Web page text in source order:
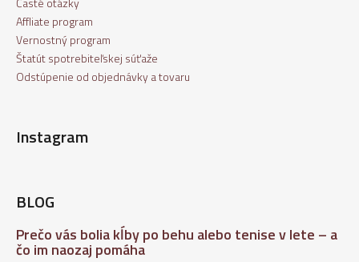
Affliate program
Vernostný program
Štatút spotrebiteľskej súťaže
Odstúpenie od objednávky a tovaru
Instagram
BLOG
Prečo vás bolia kĺby po behu alebo tenise v lete – a
čo im naozaj pomáha